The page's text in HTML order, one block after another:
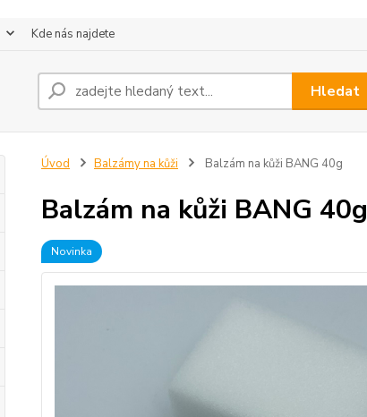
Kde nás najdete
Hledat
Úvod Balzámy na kůži Balzám na kůži BANG 40g
Balzám na kůži BANG 40g
Novinka